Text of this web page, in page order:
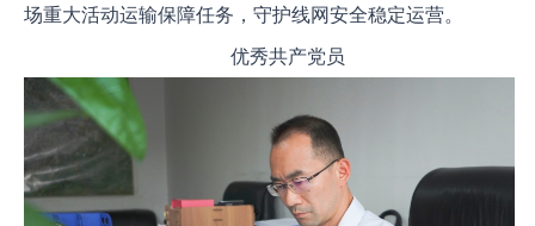
场重大活动运输保障任务，守护线网安全稳定运营。
优秀共产党员